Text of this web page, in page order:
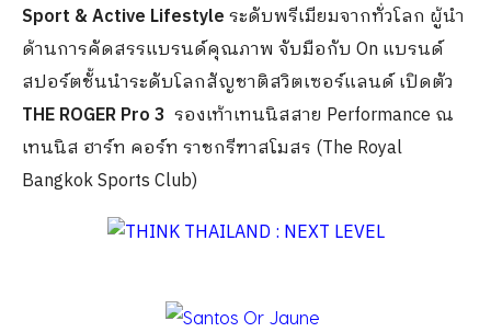
Sport & Active Lifestyleระดับพรีเมียมจากทั่วโลก ผู้นำ
ด้านการคัดสรรแบรนด์คุณภาพ จับมือกับ On แบรนด์
สปอร์ตชั้นนำระดับโลกสัญชาติสวิตเซอร์แลนด์ เปิดตัว
THE ROGER Pro 3 รองเท้าเทนนิสสาย Performance ณ
เทนนิส ฮาร์ท คอร์ท ราชกรีฑาสโมสร (The Royal
Bangkok Sports Club)